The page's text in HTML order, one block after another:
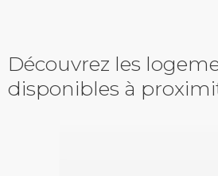
Découvrez les
disponibles à